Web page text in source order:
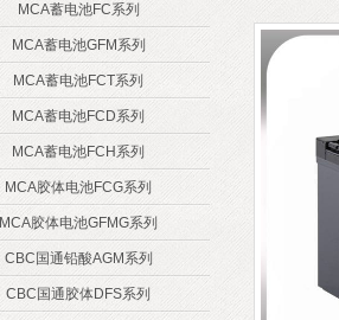
MCA蓄电池FC系列
MCA蓄电池GFM系列
MCA蓄电池FCT系列
MCA蓄电池FCD系列
MCA蓄电池FCH系列
MCA胶体电池FCG系列
MCA胶体电池GFMG系列
CBC国通铅酸AGM系列
CBC国通胶体DFS系列